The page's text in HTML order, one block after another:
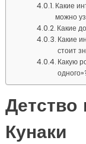
Какие
можно
Какие
Какие
стоит
Какую
Детство
Кунаки